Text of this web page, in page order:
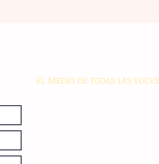
EL MEDIO DE TODAS LAS VOCES